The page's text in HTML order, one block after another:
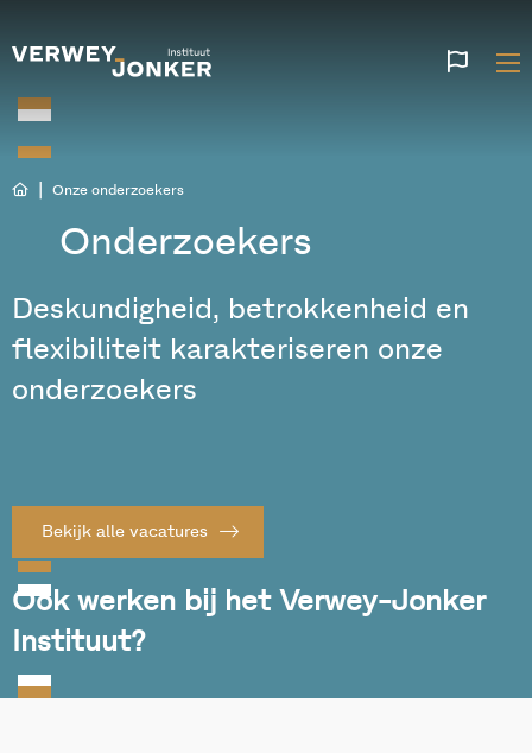
Onze onderzoekers
Onderzoekers
Deskundigheid, betrokkenheid en
flexibiliteit karakteriseren onze
onderzoekers
Bekijk alle vacatures
Ook werken bij het Verwey-Jonker
Instituut?